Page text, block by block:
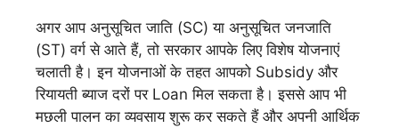
अगर आप अनुसूचित जाति (SC) या अनुसूचित जनजाति
(ST) वर्ग से आते हैं, तो सरकार आपके लिए विशेष योजनाएं
चलाती है। इन योजनाओं के तहत आपको Subsidy और
रियायती ब्याज दरों पर Loan मिल सकता है। इससे आप भी
मछली पालन का व्यवसाय शुरू कर सकते हैं और अपनी आर्थिक